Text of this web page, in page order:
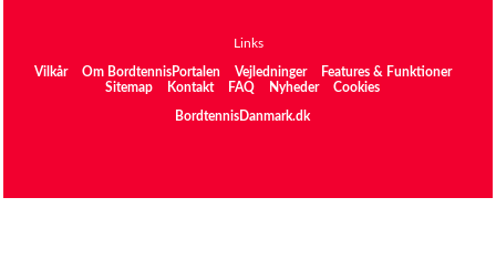
Links
Vilkår Om BordtennisPortalen Vejledninger
Features & Funktioner
Sitemap
Kontakt FAQ Nyheder Cookies
BordtennisDanmark.dk